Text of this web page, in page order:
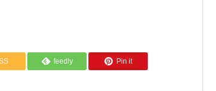
feedly Pin it